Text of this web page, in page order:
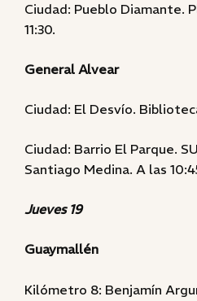
Ciudad: Pueblo Diamante.
11:30.
General Alvear
Ciudad: El Desvío.
Ciudad: Barrio El Parque.
Santiago Medina. A las
Jueves 19
Guaymallén
Kilómetro 8: Benjamín